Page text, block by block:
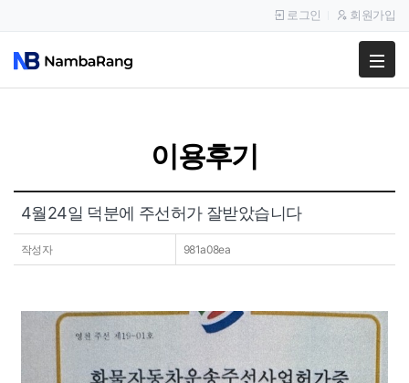
팔고
공지사항
이용후기
로그인 회원가입
이용후기
4월24일 덕분에 주선허가 잘받았습니다
작성자 981a08ea